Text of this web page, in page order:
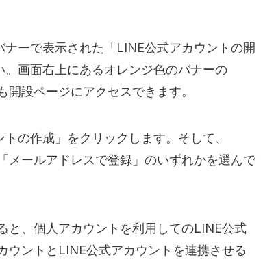
ーで表示された「LINE公式アカウントの開
画面右上にあるオレンジ色のバナーの
開設ページにアクセスできます。
の作成」をクリックします。そして、
メールアドレスで登録」のいずれかを選んで
と、個人アカウントを利用してのLINE公式
ウントとLINE公式アカウントを連携させる